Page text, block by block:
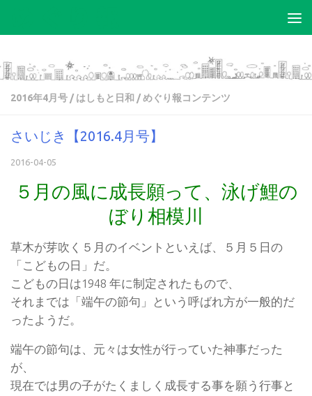
2016年4月号 / はしもと日和 /めぐり報コンテンツ
さいじき【2016.4月号】
2016-04-05
５月の風に成長願って、泳げ鯉の
ぼり相模川
草木が芽吹く５月のイベントといえば、５月５日の
「こどもの日」だ。
こどもの日は1948 年に制定されたもので、
それまでは「端午の節句」という呼ばれ方が一般的だ
ったようだ。
端午の節句は、元々は女性が行っていた神事だった
が、
現在では男の子がたくましく成長する事を願う行事と